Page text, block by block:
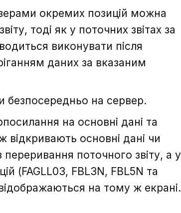
окремих позицій можна
тоді як у поточних звітах за
виконувати після
даних за вказаним
безпосередньо на сервер.
на основні дані та
відкривають основні дані чи
поточного звіту, а у
(FAGLL03, FBL3N, FBL5N та
на тому ж екрані.